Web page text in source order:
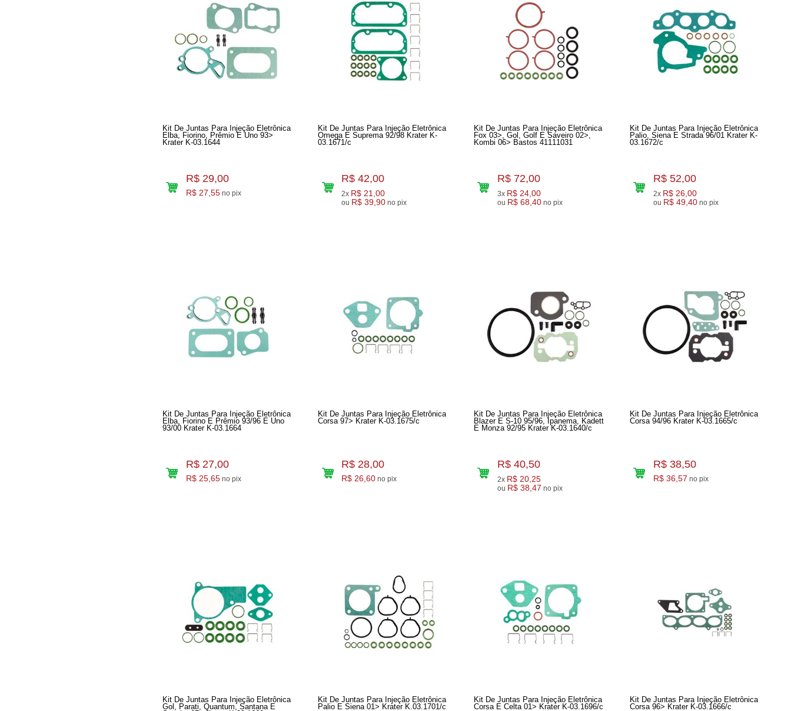
Kit De Juntas Para Injeção Eletrônica
Elba, Fiorino, Prêmio E Uno 93>
Krater K-03.1644
R$ 29,00
R$ 27,55 no pix
Kit De Juntas Para Injeção Eletrônica
Omega E Suprema 92/98 Krater K-
03.1671/c
R$ 42,00
2x R$ 21,00
ou R$ 39,90 no pix
Kit De Juntas Para Injeção Eletrônica
Fox 03>, Gol, Golf E Saveiro 02>,
Kombi 06> Bastos 41111031
R$ 72,00
3x R$ 24,00
ou R$ 68,40 no pix
Kit De Juntas Para Injeção Eletrônica
Palio, Siena E Strada 96/01 Krater K-
03.1672/c
R$ 52,00
2x R$ 26,00
ou R$ 49,40 no pix
Kit De Juntas Para Injeção Eletrônica
Elba, Fiorino E Prêmio 93/96 E Uno
93/00 Krater K-03.1664
R$ 27,00
R$ 25,65 no pix
Kit De Juntas Para Injeção Eletrônica
Corsa 97> Krater K-03.1675/c
R$ 28,00
R$ 26,60 no pix
Kit De Juntas Para Injeção Eletrônica
Blazer E S-10 95/96, Ipanema, Kadett
E Monza 92/95 Krater K-03.1640/c
R$ 40,50
2x R$ 20,25
ou R$ 38,47 no pix
Kit De Juntas Para Injeção Eletrônica
Corsa 94/96 Krater K-03.1665/c
R$ 38,50
R$ 36,57 no pix
Kit De Juntas Para Injeção Eletrônica
Gol, Parati, Quantum, Santana E
Kit De Juntas Para Injeção Eletrônica
Palio E Siena 01> Krater K.03.1701/c
Kit De Juntas Para Injeção Eletrônica
Corsa E Celta 01> Krater K-03.1696/c
Kit De Juntas Para Injeção Eletrônica
Corsa 96> Krater K-03.1666/c